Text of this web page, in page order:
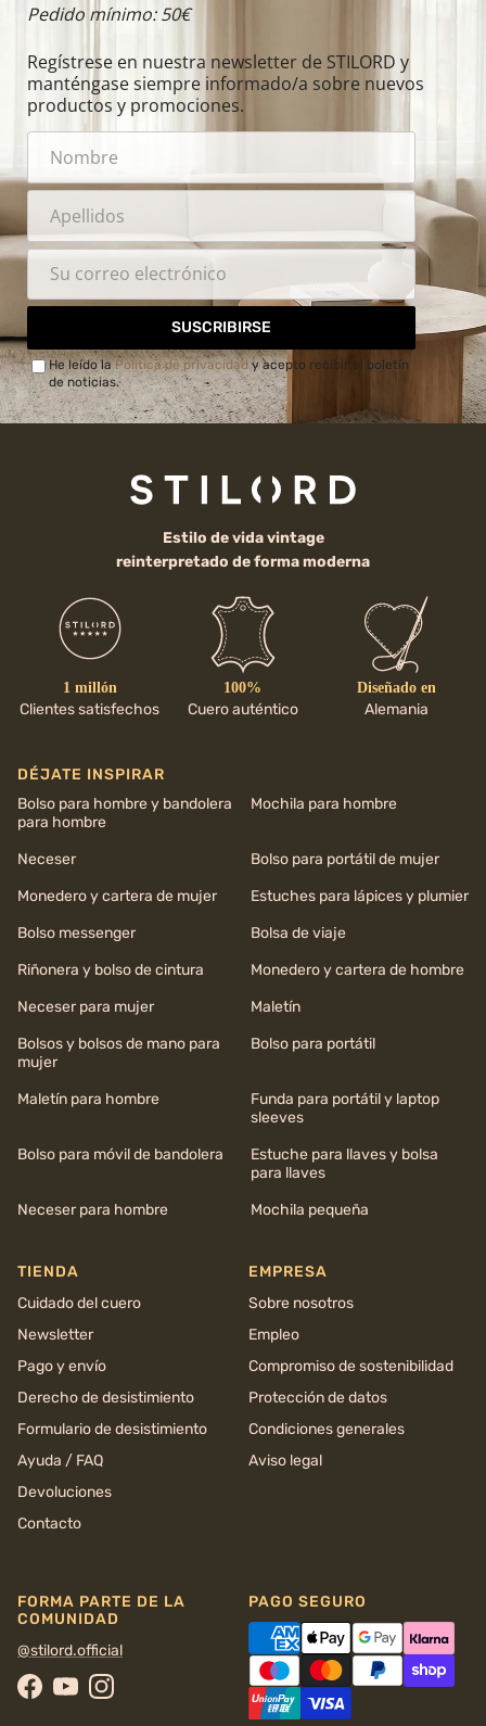
Pedido mínimo: 50€
Regístrese en nuestra newsletter de STILORD y
manténgase siempre informado/a sobre nuevos
productos y promociones.
SUSCRIBIRSE
He leído laPolítica de privacidady acepto recibir el boletín
de noticias.
Estilo de vida vintage
reinterpretado de forma moderna
1 millón
Clientes satisfechos
100%
Cuero auténtico
Diseñado en
Alemania
DÉJATE INSPIRAR
Bolso para hombre y bandolera
para hombre
Mochila para hombre
Neceser
Bolso para portátil de mujer
Monedero y cartera de mujer
Estuches para lápices y plumier
Bolso messenger
Bolsa de viaje
Riñonera y bolso de cintura
Monedero y cartera de hombre
Neceser para mujer
Maletín
Bolsos y bolsos de mano para
mujer
Bolso para portátil
Maletín para hombre
Funda para portátil y laptop
sleeves
Bolso para móvil de bandolera
Estuche para llaves y bolsa
para llaves
Neceser para hombre
Mochila pequeña
TIENDA
Cuidado del cuero
Newsletter
Pago y envío
Derecho de desistimiento
Formulario de desistimiento
Ayuda / FAQ
Devoluciones
Contacto
EMPRESA
Sobre nosotros
Empleo
Compromiso de sostenibilidad
Protección de datos
Condiciones generales
Aviso legal
FORMA PARTE DE LA
COMUNIDAD
@stilord.official
Facebook
YouTubeInstagram
PAGO SEGURO